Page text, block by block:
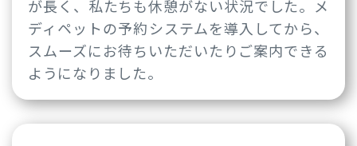
が長く、私たちも休憩がない状況でした。メ
ディペットの予約システムを導入してから、
スムーズにお待ちいただいたりご案内できる
ようになりました。